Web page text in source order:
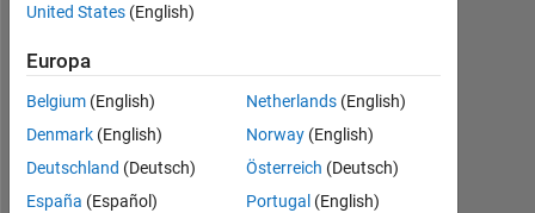
0
Following:
0
Follow
United States (English)
Europa
Belgium (English)
Denmark (English)
Deutschland (Deutsch)
España (Español)
Netherlands (English)
Norway (English)
Österreich (Deutsch)
Portugal (English)